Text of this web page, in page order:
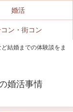
結婚までの体験談をま
婚活事情
婚活
ン・街コン